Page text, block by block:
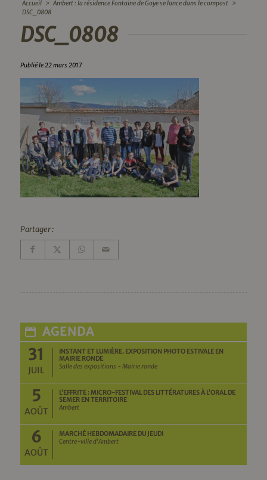
Accueil > Ambert : la résidence Fontaine de Goye se lance dans le compost >
DSC_0808
DSC_0808
Publié le 22 mars 2017
Partager :
AGENDA
31
JUIL
INSTANT ET LUMIÈRE. EXPOSITION PHOTO ESTIVALE EN
MAIRIE RONDE
Salle des expositions - Mairie ronde
5
AOÛT
L’EFFRITE : MICRO-FESTIVAL DES LITTÉRATURES À L’ORAL DE
SEMER EN TERRITOIRE
Ambert
6
AOÛT
MARCHÉ HEBDOMADAIRE DU JEUDI
Centre-ville d'Ambert